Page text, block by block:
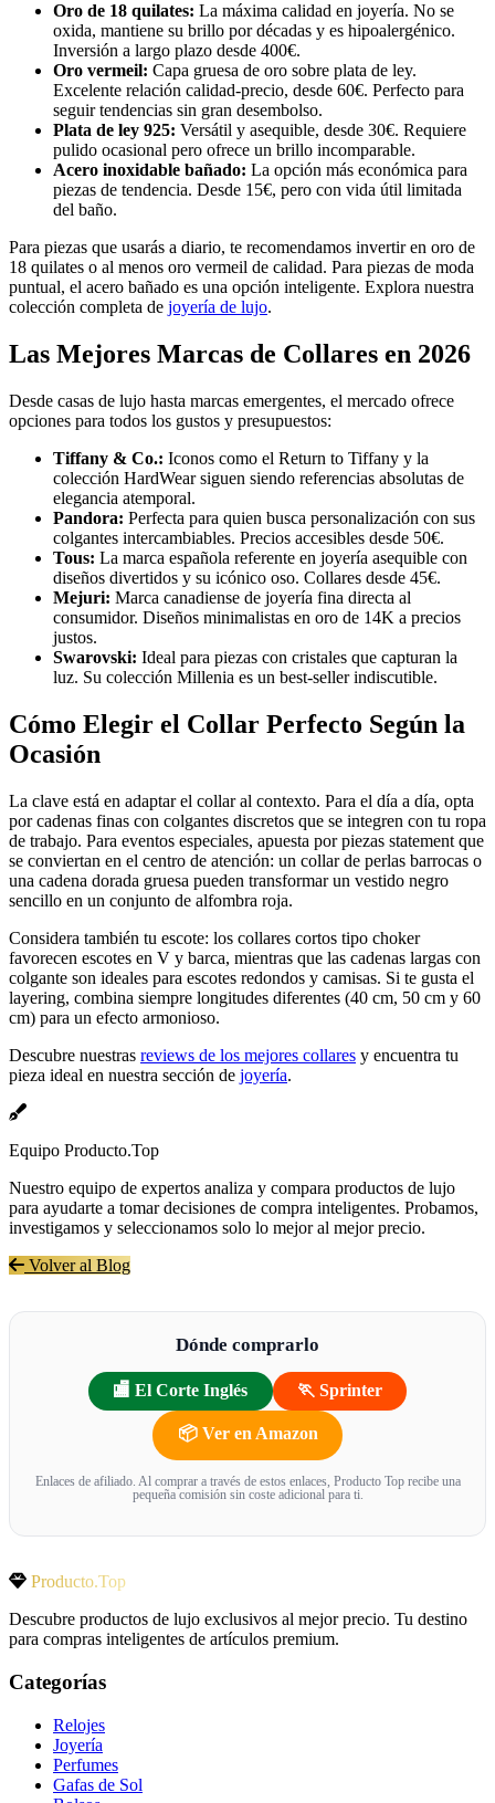
Oro de 18 quilates: La máxima calidad en joyería. No se
oxida, mantiene su brillo por décadas y es hipoalergénico.
Inversión a largo plazo desde 400€.
Oro vermeil: Capa gruesa de oro sobre plata de ley.
Excelente relación calidad-precio, desde 60€. Perfecto para
seguir tendencias sin gran desembolso.
Plata de ley 925: Versátil y asequible, desde 30€. Requiere
pulido ocasional pero ofrece un brillo incomparable.
Acero inoxidable bañado: La opción más económica para
piezas de tendencia. Desde 15€, pero con vida útil limitada
del baño.
Para piezas que usarás a diario, te recomendamos invertir en oro de
18 quilates o al menos oro vermeil de calidad. Para piezas de moda
puntual, el acero bañado es una opción inteligente. Explora nuestra
colección completa de joyería de lujo.
Las Mejores Marcas de Collares en 2026
Desde casas de lujo hasta marcas emergentes, el mercado ofrece
opciones para todos los gustos y presupuestos:
Tiffany & Co.: Iconos como el Return to Tiffany y la
colección HardWear siguen siendo referencias absolutas de
elegancia atemporal.
Pandora: Perfecta para quien busca personalización con sus
colgantes intercambiables. Precios accesibles desde 50€.
Tous: La marca española referente en joyería asequible con
diseños divertidos y su icónico oso. Collares desde 45€.
Mejuri: Marca canadiense de joyería fina directa al
consumidor. Diseños minimalistas en oro de 14K a precios
justos.
Swarovski: Ideal para piezas con cristales que capturan la
luz. Su colección Millenia es un best-seller indiscutible.
Cómo Elegir el Collar Perfecto Según la
Ocasión
La clave está en adaptar el collar al contexto. Para el día a día, opta
por cadenas finas con colgantes discretos que se integren con tu ropa
de trabajo. Para eventos especiales, apuesta por piezas statement que
se conviertan en el centro de atención: un collar de perlas barrocas o
una cadena dorada gruesa pueden transformar un vestido negro
sencillo en un conjunto de alfombra roja.
Considera también tu escote: los collares cortos tipo choker
favorecen escotes en V y barca, mientras que las cadenas largas con
colgante son ideales para escotes redondos y camisas. Si te gusta el
layering, combina siempre longitudes diferentes (40 cm, 50 cm y 60
cm) para un efecto armonioso.
Descubre nuestras reviews de los mejores collares y encuentra tu
pieza ideal en nuestra sección de joyería.
Equipo Producto.Top
Nuestro equipo de expertos analiza y compara productos de lujo
para ayudarte a tomar decisiones de compra inteligentes. Probamos,
investigamos y seleccionamos solo lo mejor al mejor precio.
Volver al Blog
Dónde comprarlo
🏬 El Corte Inglés 🏃 Sprinter
📦 Ver en Amazon
Enlaces de afiliado. Al comprar a través de estos enlaces, Producto Top recibe una
pequeña comisión sin coste adicional para ti.
Producto.Top
Descubre productos de lujo exclusivos al mejor precio. Tu destino
para compras inteligentes de artículos premium.
Categorías
Relojes
Joyería
Perfumes
Gafas de Sol